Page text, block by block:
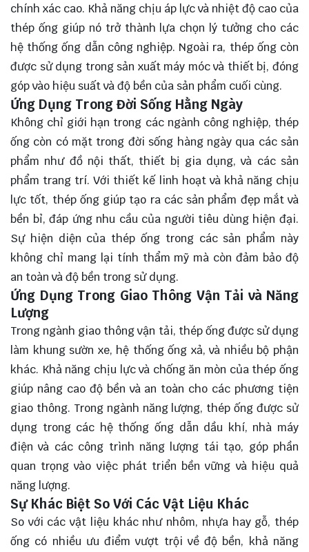
chính xác cao. Khả năng chịu áp lực và nhiệt độ cao của
thép ống giúp nó trở thành lựa chọn lý tưởng cho các
hệ thống ống dẫn công nghiệp. Ngoài ra, thép ống còn
được sử dụng trong sản xuất máy móc và thiết bị, đóng
góp vào hiệu suất và độ bền của sản phẩm cuối cùng.
Ứng Dụng Trong Đời Sống Hằng Ngày
Không chỉ giới hạn trong các ngành công nghiệp, thép
ống còn có mặt trong đời sống hàng ngày qua các sản
phẩm như đồ nội thất, thiết bị gia dụng, và các sản
phẩm trang trí. Với thiết kế linh hoạt và khả năng chịu
lực tốt, thép ống giúp tạo ra các sản phẩm đẹp mắt và
bền bỉ, đáp ứng nhu cầu của người tiêu dùng hiện đại.
Sự hiện diện của thép ống trong các sản phẩm này
không chỉ mang lại tính thẩm mỹ mà còn đảm bảo độ
an toàn và độ bền trong sử dụng.
Ứng Dụng Trong Giao Thông Vận Tải và Năng
Lượng
Trong ngành giao thông vận tải, thép ống được sử dụng
làm khung sườn xe, hệ thống ống xả, và nhiều bộ phận
khác. Khả năng chịu lực và chống ăn mòn của thép ống
giúp nâng cao độ bền và an toàn cho các phương tiện
giao thông. Trong ngành năng lượng, thép ống được sử
dụng trong các hệ thống ống dẫn dầu khí, nhà máy
điện và các công trình năng lượng tái tạo, góp phần
quan trọng vào việc phát triển bền vững và hiệu quả
năng lượng.
Sự Khác Biệt So Với Các Vật Liệu Khác
So với các vật liệu khác như nhôm, nhựa hay gỗ, thép
ống có nhiều ưu điểm vượt trội về độ bền, khả năng